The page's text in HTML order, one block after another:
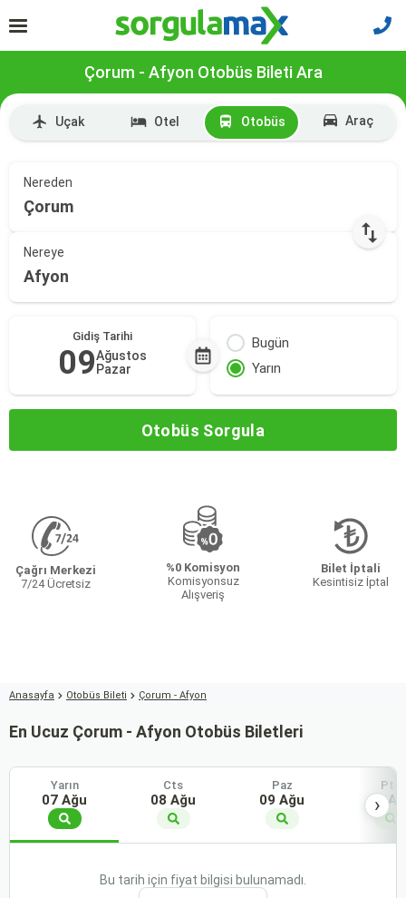
Çorum - Afyon Otobüs Bileti Ara
Uçak Otel Otobüs Araç
Nereden
Çorum
Nereye
Afyon
Gidiş Tarihi
09Ağustos
Pazar
Bugün
Yarın
Otobüs Sorgula
Çağrı Merkezi
7/24 Ücretsiz
%0 Komisyon
Komisyonsuz
Alışveriş
Bilet İptali
Kesintisiz İptal
Anasayfa Otobüs Bileti Çorum - Afyon
En Ucuz Çorum - Afyon Otobüs Biletleri
Yarın
07 Ağu
Cts
08 Ağu
Paz
09 Ağu
Pts
10
›
Bu tarih için fiyat bilgisi bulunamadı.